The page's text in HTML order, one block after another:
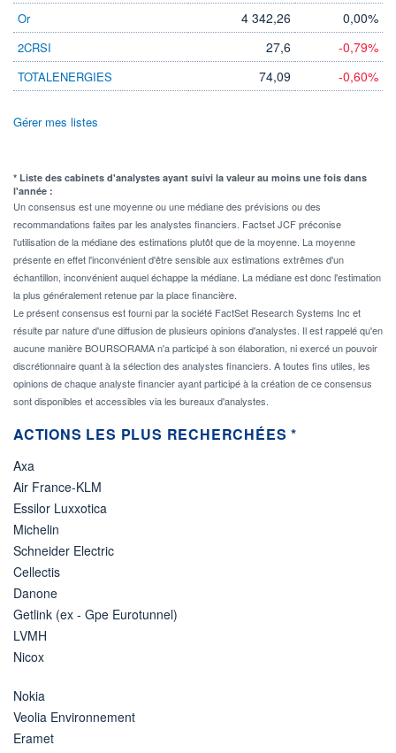
Or 4 342,26 0,00%
2CRSI 27,6 -0,79%
TOTALENERGIES 74,09 -0,60%
Gérer mes listes
* Liste des cabinets d'analystes ayant suivi la valeur au moins une fois dans
l'année :
Un consensus est une moyenne ou une médiane des prévisions ou des
recommandations faites par les analystes financiers. Factset JCF préconise
l'utilisation de la médiane des estimations plutôt que de la moyenne. La moyenne
présente en effet l'inconvénient d'être sensible aux estimations extrêmes d'un
échantillon, inconvénient auquel échappe la médiane. La médiane est donc l'estimation
la plus généralement retenue par la place financière.
Le présent consensus est fourni par la société FactSet Research Systems Inc et
résulte par nature d'une diffusion de plusieurs opinions d'analystes. Il est rappelé qu'en
aucune manière BOURSORAMA n'a participé à son élaboration, ni exercé un pouvoir
discrétionnaire quant à la sélection des analystes financiers. A toutes fins utiles, les
opinions de chaque analyste financier ayant participé à la création de ce consensus
sont disponibles et accessibles via les bureaux d'analystes.
ACTIONS LES PLUS RECHERCHÉES *
Axa
Air France-KLM
Essilor Luxxotica
Michelin
Schneider Electric
Cellectis
Danone
Getlink (ex - Gpe Eurotunnel)
LVMH
Nicox
Nokia
Veolia Environnement
Eramet